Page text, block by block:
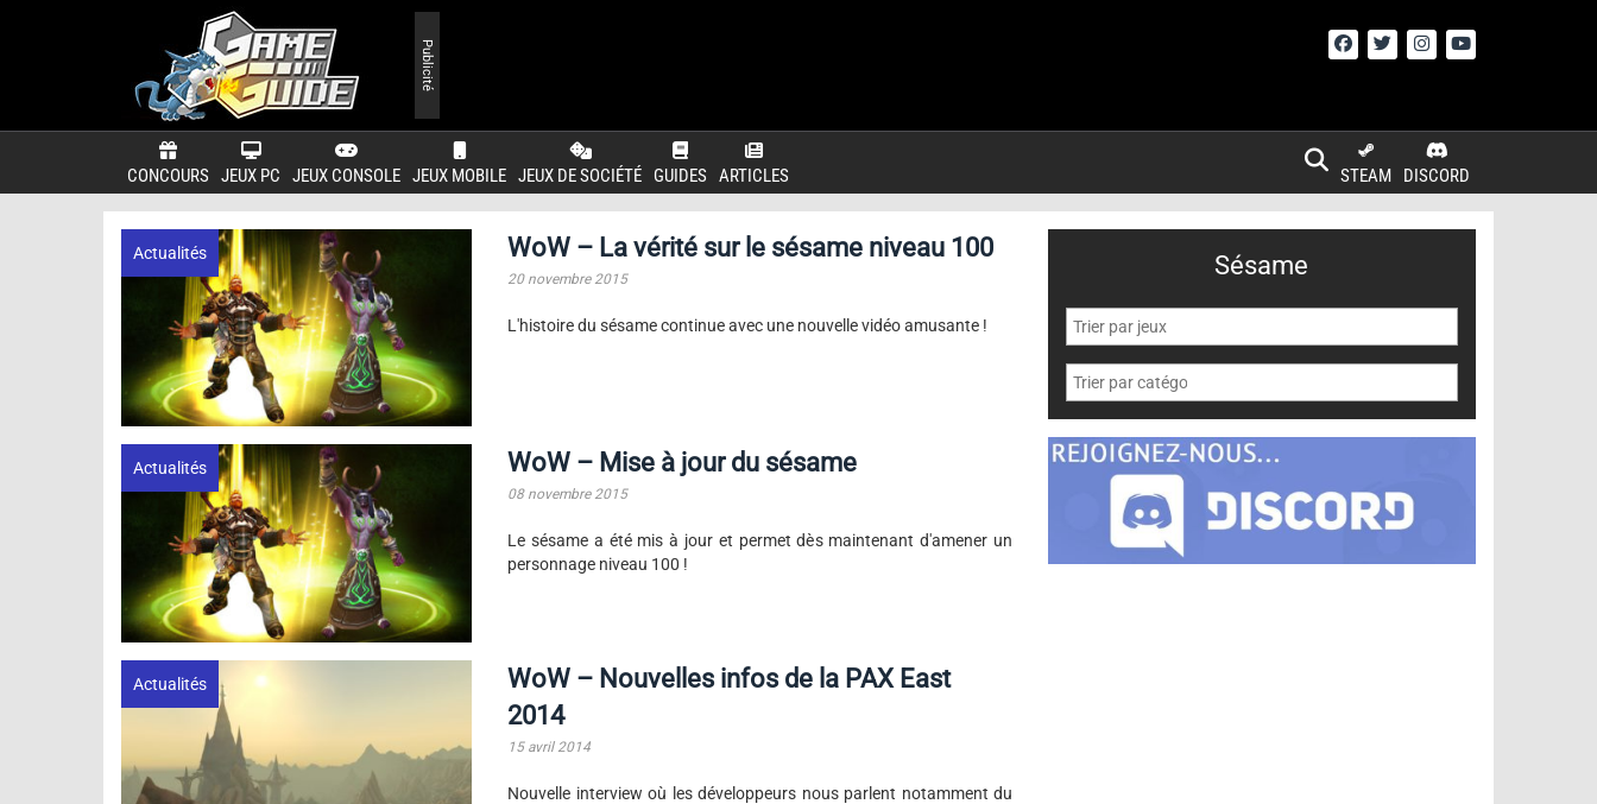
CONCOURS JEUX PC JEUX CONSOLE JEUX MOBILE JEUX DE SOCIÉTÉ GUIDES ARTICLES DISCORD
STEAM
Publicité
Actualités WoW – La vérité sur le sésame niveau 100
20 novembre 2015
L'histoire du sésame continue avec une nouvelle vidéo amusante !
Actualités WoW – Mise à jour du sésame
08 novembre 2015
Le sésame a été mis à jour et permet dès maintenant d'amener un
personnage niveau 100 !
Actualités
WoW – Nouvelles infos de la PAX East
2014
15 avril 2014
Nouvelle interview où les développeurs nous parlent notamment du
Sésame